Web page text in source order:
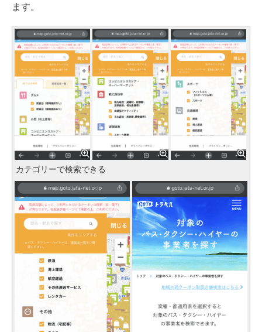
ます。
カテゴリーで検索できる